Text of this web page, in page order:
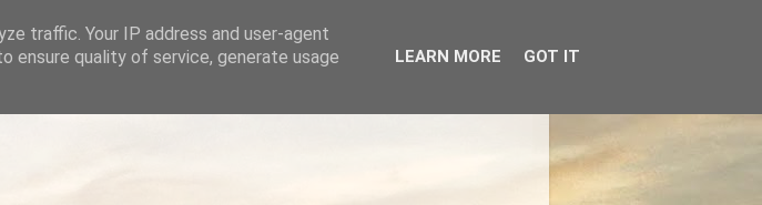
traffic. Your IP address and user-agent
ensure quality of service, generate usage
LEARN MORE GOT IT